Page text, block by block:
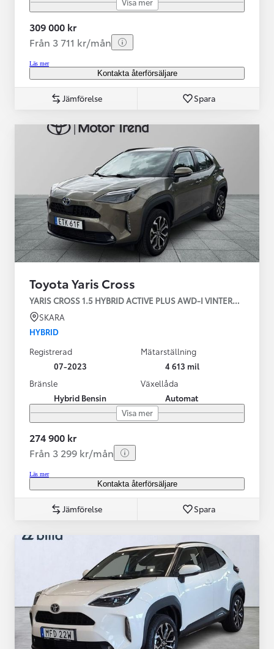
309 000 kr
Från 3 711 kr/mån
Läs mer
Kontakta återförsäljare
Jämförelse Spara
Toyota Yaris Cross
YARIS CROSS 1.5 HYBRID ACTIVE PLUS AWD-I VINTERHJUL
SKARA
HYBRID
Registrerad
07-2023
Mätarställning
4 613 mil
Bränsle
Hybrid Bensin
Växellåda
Automat
Visa mer
274 900 kr
Från 3 299 kr/mån
Läs mer
Kontakta återförsäljare
Jämförelse Spara